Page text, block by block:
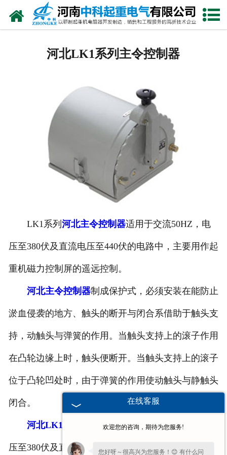
网站首页
河北电抗器
河北电控柜
河北联动控制台
河北电气控制系统
河北频敏变阻器
河北主令控制器
河北滤波器
河北触头总成
河北LK1系列主令控制器
LK1系列 河北主令控制器适用于交流50HZ，电
压至380伏及直流电压至440伏的电路中，主要用作起
重机磁力控制屏的遥远控制。
河北主令控制器制成保护式，必须安装在能防止
淤血侵袭的地方、触头的断开与闭合系借助于触头支
持，动触头与弹簧的作用。当触头支持上的滚子作用
在凸轮边缘上时，触头便断开。当触头支持上的滚子
位于凸轮凹处时，由于弹簧的作用使动触头与静触头
闭合。
河北LK1系列主令控制器适用于交流50HZ，电
压至380伏及直流电压至440伏的电路中，主要用作起
在线客服
欢迎您的咨询，期待为您服务!
您好呀～很高兴为您服务！😊 有什么问